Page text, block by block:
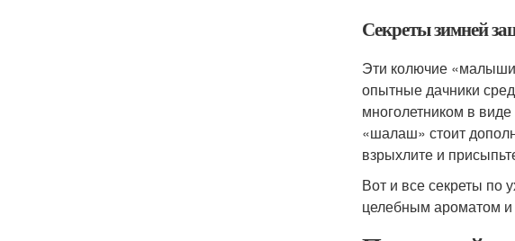
Секреты зимней
Эти колючие
опытные дачники
многолетником в
«шалаш» стоит
взрыхлите и
Вот и все секреты по
целебным ароматом